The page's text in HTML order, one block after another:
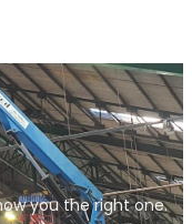
you the right one.